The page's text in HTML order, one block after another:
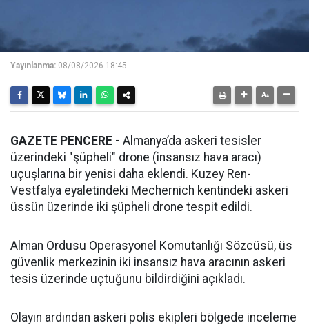
Yayınlanma: 08/08/2026 18:45
GAZETE PENCERE - Almanya’da askeri tesisler
üzerindeki "şüpheli" drone (insansız hava aracı)
uçuşlarına bir yenisi daha eklendi. Kuzey Ren-
Vestfalya eyaletindeki Mechernich kentindeki askeri
üssün üzerinde iki şüpheli drone tespit edildi.
Alman Ordusu Operasyonel Komutanlığı Sözcüsü, üs
güvenlik merkezinin iki insansız hava aracının askeri
tesis üzerinde uçtuğunu bildirdiğini açıkladı.
Olayın ardından askeri polis ekipleri bölgede inceleme